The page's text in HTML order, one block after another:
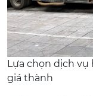
Lựa chọn dịch
giá thành